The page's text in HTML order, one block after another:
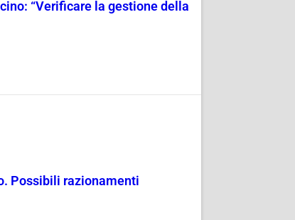
“Verificare la gestione della
Possibili razionamenti